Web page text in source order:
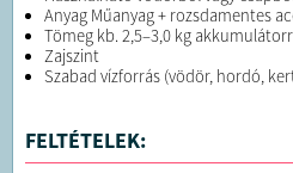
Anyag Műanyag + rozsdamentes
Tömeg kb. 2,5–3,0 kg
Zajszint
Szabad vízforrás (vödör, hordó,
FELTÉTELEK: